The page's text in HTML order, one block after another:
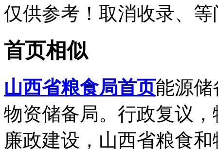
仅供参考！取消收录、等
首页相似
山西省粮食局首页能源
物资储备局。行政复议
廉政建设，山西省粮食